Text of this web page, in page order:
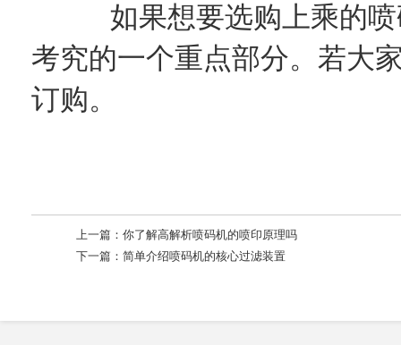
如果想要选购上乘的喷
考究的一个重点部分。若大
订购。
上一篇： 你了解高解析喷码机的喷印原理吗
下一篇： 简单介绍喷码机的核心过滤装置